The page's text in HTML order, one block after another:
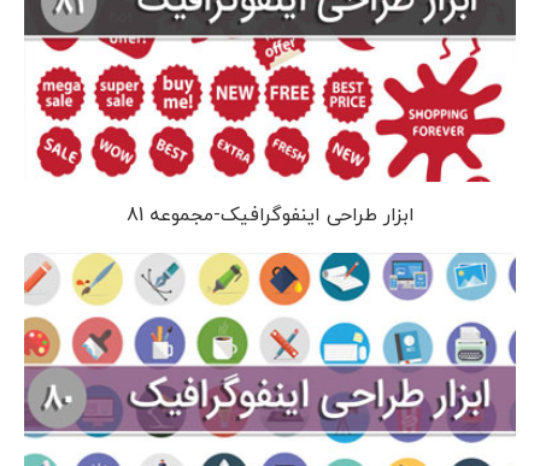
ابزار طراحی اینفوگرافیک-مجموعه 81